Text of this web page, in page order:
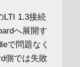
LTI 1.3接続
へ展開す
で問題なく
側では失敗